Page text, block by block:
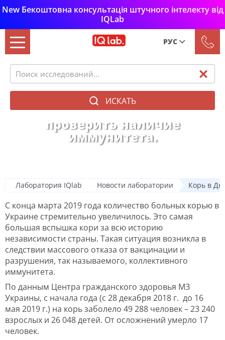
New Бекоштовна консультація штучного інтелекту від
IQLab
РУС
Укр
ИСКАТЬ
Корь в Днепре и регионе. Как
проверить наличие
иммунитета.
Лаборатория IQlab Новости лаборатории Корь в
С конца марта 2019 года количество больных корью в
Украине стремительно увеличилось. Это самая
большая вспышка кори за всю историю
независимости страны. Такая ситуация возникла в
следствии массового отказа от вакцинации и
разрушения, так называемого, коллективного
иммунитета.
По данным Центра гражданского здоровья МЗ
Украины, с начала года (с 28 декабря 2018 г. до 16
мая 2019 г.) на корь заболело 49 288 человек – 23 240
взрослых и 26 048 детей. От осложнений умерло 17
человек.